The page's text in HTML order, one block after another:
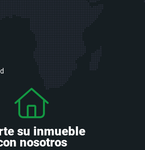
su inmueble
nosotros